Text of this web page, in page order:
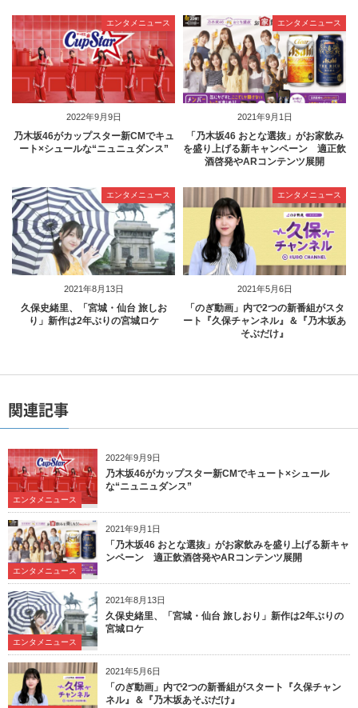
2022年9月9日
エンタメニュース
乃木坂46がカップスター新CMでキュ
ート×シュールな“ニュニュダンス”
2021年9月1日
エンタメニュース
「乃木坂46 おとな選抜」がお家飲み
を盛り上げる新キャンペーン 適正飲
酒啓発やARコンテンツ展開
2021年8月13日
エンタメニュース
久保史緒里、「宮城・仙台 旅しお
り」新作は2年ぶりの宮城ロケ
2021年5月6日
エンタメニュース
「のぎ動画」内で2つの新番組がスタ
ート『久保チャンネル』＆『乃木坂あ
そぶだけ』
関連記事
2022年9月9日
エンタメニュース
乃木坂46がカップスター新CMでキュート×シュール
な“ニュニュダンス”
2021年9月1日
エンタメニュース
「乃木坂46 おとな選抜」がお家飲みを盛り上げる新キャ
ンペーン 適正飲酒啓発やARコンテンツ展開
2021年8月13日
エンタメニュース
久保史緒里、「宮城・仙台 旅しおり」新作は2年ぶりの
宮城ロケ
2021年5月6日
「のぎ動画」内で2つの新番組がスタート『久保チャン
ネル』＆『乃木坂あそぶだけ』